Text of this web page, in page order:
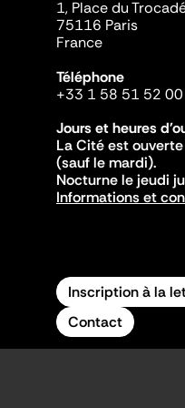
1, Place du
75116 Paris
France
Téléphone
+33 1 58 51 52 00
Jours et heures
La Cité est
(sauf le mardi).
Nocturne le jeudi
Informations et
Inscription à la
Contact